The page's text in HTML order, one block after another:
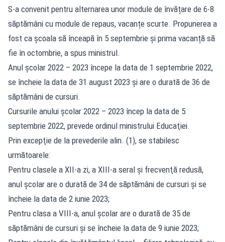
S-a convenit pentru alternarea unor module de învățare de 6-8
săptămâni cu module de repaus, vacanțe scurte. Propunerea a
fost ca școala să înceapă în 5 septembrie și prima vacanță să
fie în octombrie, a spus ministrul.
Anul şcolar 2022 – 2023 începe la data de 1 septembrie 2022,
se încheie la data de 31 august 2023 şi are o durată de 36 de
săptămâni de cursuri.
Cursurile anului şcolar 2022 – 2023 încep la data de 5
septembrie 2022, prevede ordinul ministrului Educaţiei.
Prin excepţie de la prevederile alin. (1), se stabilesc
următoarele:
Pentru clasele a XII-a zi, a XIII-a seral şi frecvenţă redusă,
anul şcolar are o durată de 34 de săptămâni de cursuri şi se
încheie la data de 2 iunie 2023;
Pentru clasa a VIII-a, anul şcolar are o durată de 35 de
săptămâni de cursuri şi se încheie la data de 9 iunie 2023;